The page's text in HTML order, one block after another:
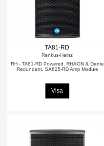
TA81-RD
Renkus-Heinz
RH - TA81-RD Powered, RHAON & Dante
Redundant, SA625-RD Amp Module
Visa